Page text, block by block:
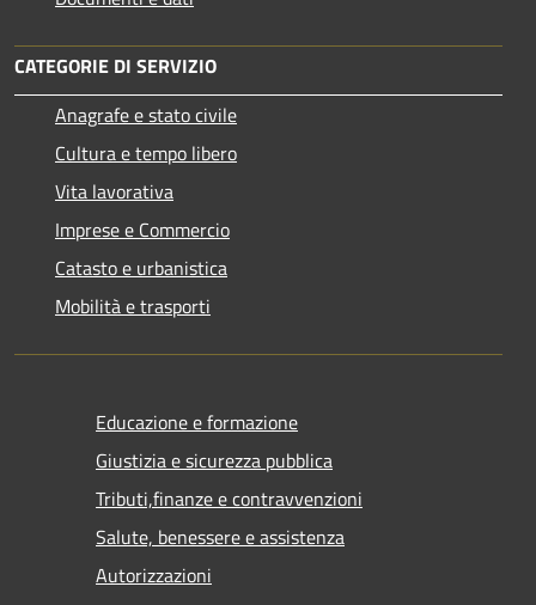
CATEGORIE DI SERVIZIO
Anagrafe e stato civile
Cultura e tempo libero
Vita lavorativa
Imprese e Commercio
Catasto e urbanistica
Mobilità e trasporti
Educazione e formazione
Giustizia e sicurezza pubblica
Tributi,finanze e contravvenzioni
Salute, benessere e assistenza
Autorizzazioni